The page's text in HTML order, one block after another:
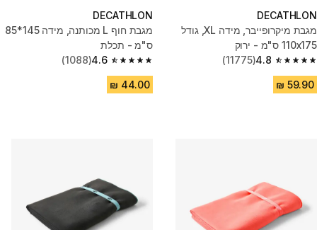
DECATHLON
מגבת מיקרופייבר, מידה XL, גודל
110x175 ס"מ - ירוק
4.8
4.8 out of 5 stars from 11775 reviews
(11775)
DECATHLON
מגבת חוף L מכותנה, מידה 145*85
ס"מ - תכלת
4.6
4.6 out of 5 stars from 1088 reviews
(1088)